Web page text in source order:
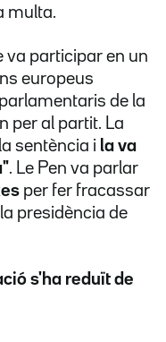
multa.
va participar en un
europeus
de la
per al partit. La
sentència i la va
. Le Pen va parlar
per fer fracassar
presidència de
s'ha reduït de